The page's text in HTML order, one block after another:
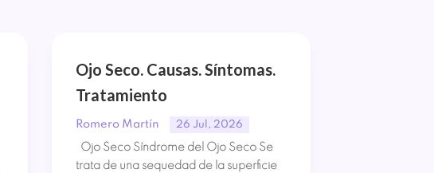
Ojo Seco. Causas. Síntomas.
Tratamiento
Romero Martín 26 Jul, 2026
Ojo Seco Síndrome del Ojo Seco Se
trata de una sequedad de la superficie